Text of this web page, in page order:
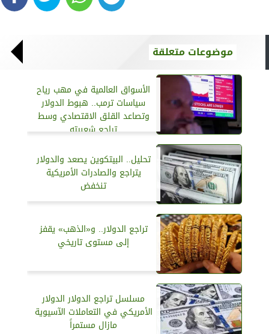
موضوعات متعلقة
الأسواق العالمية في مهب رياح
سياسات ترمب.. هبوط الدولار
وتصاعد القلق الاقتصادي وسط
تراجع شعبيته
تحليل.. البيتكوين يصعد والدولار
يتراجع والصادرات الأمريكية
تنخفض
تراجع الدولار.. و«الذهب» يقفز
إلى مستوى تاريخي
مسلسل تراجع الدولار الدولار
الأمريكي في التعاملات الآسيوية
مازال مستمراً